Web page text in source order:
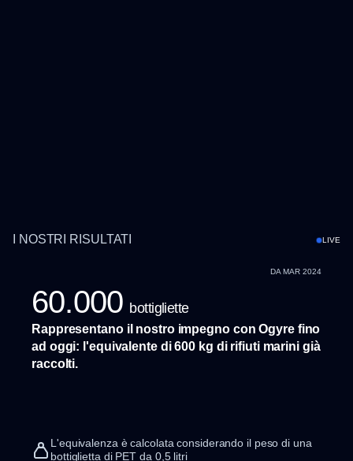
I NOSTRI RISULTATI LIVE
DA MAR 2024
60.000 bottigliette
Rappresentano il nostro impegno con Ogyre fino
ad oggi: l'equivalente di 600 kg di rifiuti marini già
raccolti.
L'equivalenza è calcolata considerando il peso di una
bottiglietta di PET da 0,5 litri